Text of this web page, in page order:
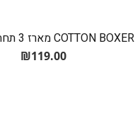
COTTON BOXER מארז 3 תחתוני בוקסר
₪119.00